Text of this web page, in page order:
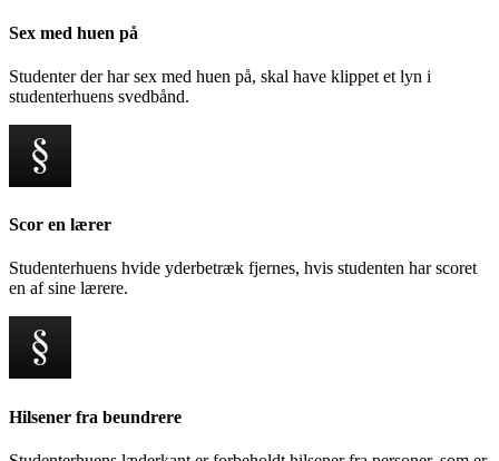
Sex med huen på
Studenter der har sex med huen på, skal have klippet et lyn i
studenterhuens svedbånd.
Scor en lærer
Studenterhuens hvide yderbetræk fjernes, hvis studenten har scoret
en af sine lærere.
Hilsener fra beundrere